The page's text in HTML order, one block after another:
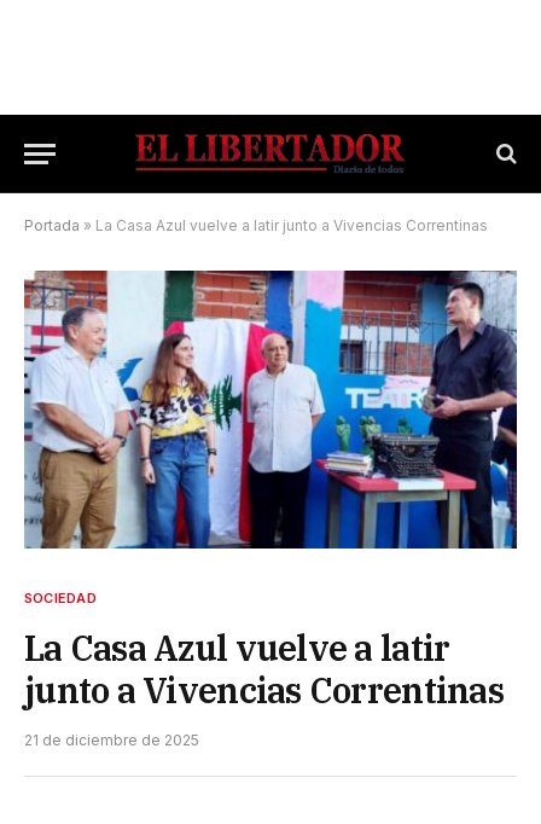
Portada » La Casa Azul vuelve a latir junto a Vivencias Correntinas
SOCIEDAD
La Casa Azul vuelve a latir
junto a Vivencias Correntinas
21 de diciembre de 2025